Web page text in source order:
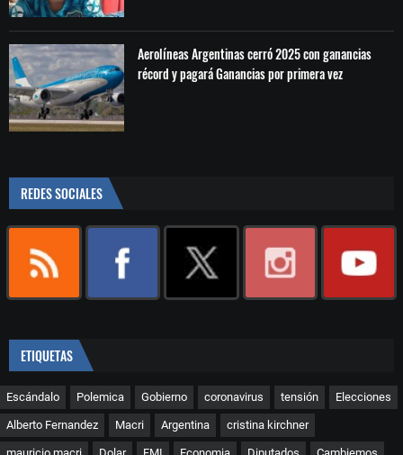
Aerolíneas Argentinas cerró 2025 con ganancias
récord y pagará Ganancias por primera vez
REDES SOCIALES
ETIQUETAS
Escándalo Polemica Gobierno coronavirus tensión Elecciones
Alberto Fernandez Macri Argentina cristina kirchner